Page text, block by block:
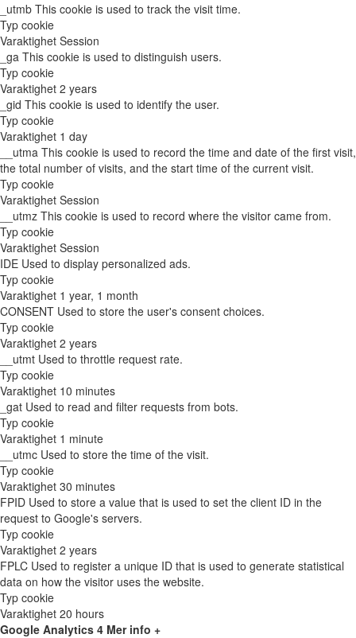
_utmb This cookie is used to track the visit time.
Typ cookie
Varaktighet Session
_ga This cookie is used to distinguish users.
Typ cookie
Varaktighet 2 years
_gid This cookie is used to identify the user.
Typ cookie
Varaktighet 1 day
__utma This cookie is used to record the time and date of the first visit,
the total number of visits, and the start time of the current visit.
Typ cookie
Varaktighet Session
__utmz This cookie is used to record where the visitor came from.
Typ cookie
Varaktighet Session
IDE Used to display personalized ads.
Typ cookie
Varaktighet 1 year, 1 month
CONSENT Used to store the user's consent choices.
Typ cookie
Varaktighet 2 years
__utmt Used to throttle request rate.
Typ cookie
Varaktighet 10 minutes
_gat Used to read and filter requests from bots.
Typ cookie
Varaktighet 1 minute
__utmc Used to store the time of the visit.
Typ cookie
Varaktighet 30 minutes
FPID Used to store a value that is used to set the client ID in the
request to Google's servers.
Typ cookie
Varaktighet 2 years
FPLC Used to register a unique ID that is used to generate statistical
data on how the visitor uses the website.
Typ cookie
Varaktighet 20 hours
Google Analytics 4 Mer info +